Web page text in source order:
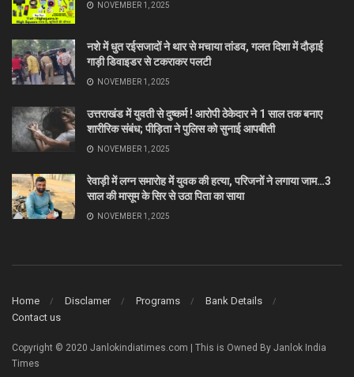
NOVEMBER 1, 2025
नशे में धुत रईसजादों ने थार से मचाया तांडव, गलत दिशा में दौड़ाई
गाड़ी डिवाइडर से टकराकर पलटी
NOVEMBER 1, 2025
उत्तराखंड में युवती से दुष्कर्म ! आरोपी ठेकेदार ने 1 साल तक बनाए
शारीरिक संबंध; पीड़िता ने पुलिस को सुनाई आपबीती
NOVEMBER 1, 2025
रेवाड़ी में लग्न समारोह में युवक की हत्या, परिजनों ने लगाया जाम…3
साल की मासूम के सिर से उठा पिता का साया
NOVEMBER 1, 2025
Home Disclamer Programs
Bank Details
Contact us
Copyright © 2020 Janlokindiatimes.com | This is Owned By Janlok India
Times